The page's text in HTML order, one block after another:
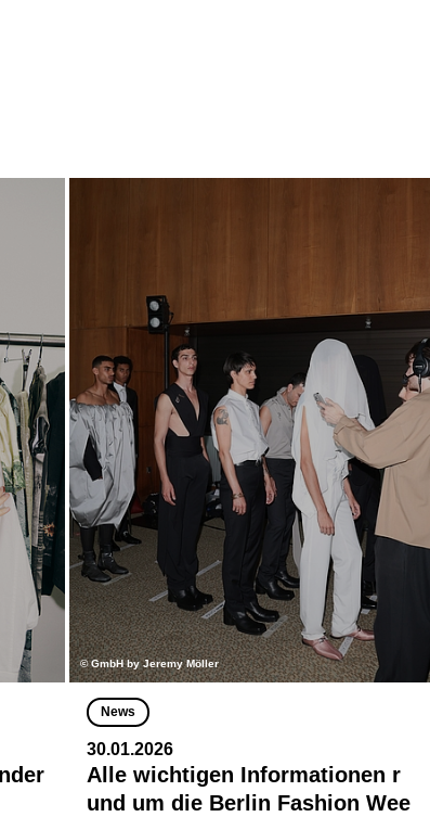
© GmbH by Jeremy Möller
News
30.01.2026
Alle wichtigen Informationen r
und um die Berlin Fashion Wee